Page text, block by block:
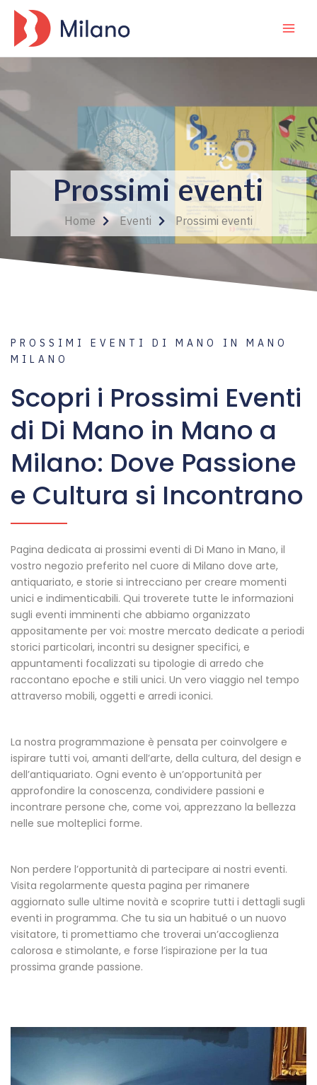
contenuto
Prossimi eventi
Home Eventi Prossimi eventi
PROSSIMI EVENTI DI MANO IN MANO
MILANO
Scopri i Prossimi Eventi
di Di Mano in Mano a
Milano: Dove Passione
e Cultura si Incontrano
Pagina dedicata ai prossimi eventi di Di Mano in Mano, il
vostro negozio preferito nel cuore di Milano dove arte,
antiquariato, e storie si intrecciano per creare momenti
unici e indimenticabili. Qui troverete tutte le informazioni
sugli eventi imminenti che abbiamo organizzato
appositamente per voi: mostre mercato dedicate a periodi
storici particolari, incontri su designer specifici, e
appuntamenti focalizzati su tipologie di arredo che
raccontano epoche e stili unici. Un vero viaggio nel tempo
attraverso mobili, oggetti e arredi iconici.
La nostra programmazione è pensata per coinvolgere e
ispirare tutti voi, amanti dell’arte, della cultura, del design e
dell’antiquariato. Ogni evento è un’opportunità per
approfondire la conoscenza, condividere passioni e
incontrare persone che, come voi, apprezzano la bellezza
nelle sue molteplici forme.
Non perdere l’opportunità di partecipare ai nostri eventi.
Visita regolarmente questa pagina per rimanere
aggiornato sulle ultime novità e scoprire tutti i dettagli sugli
eventi in programma. Che tu sia un habitué o un nuovo
visitatore, ti promettiamo che troverai un’accoglienza
calorosa e stimolante, e forse l’ispirazione per la tua
prossima grande passione.